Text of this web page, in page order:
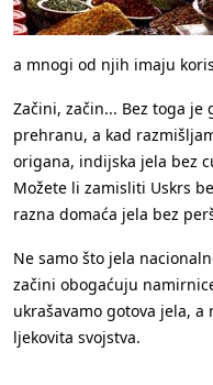
a mnogi od njih imaju
Začini, začin... Bez toga je
prehranu, a kad
origana, indijska jela bez
Možete li zamisliti Uskrs
razna domaća jela bez
Ne samo što jela
začini obogaćuju
ukrašavamo gotova jela,
ljekovita svojstva.